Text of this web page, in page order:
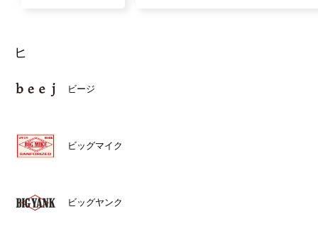
ヒ
ビージ
ビッグマイク
ビッグヤンク